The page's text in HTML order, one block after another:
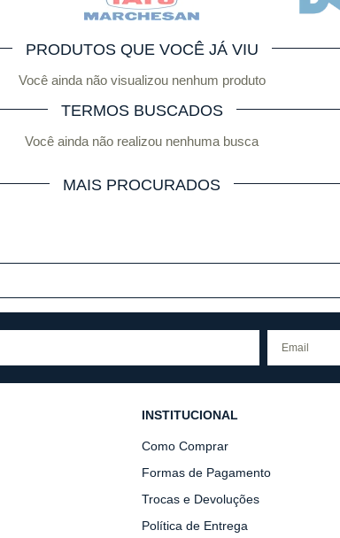
PRODUTOS QUE VOCÊ JÁ VIU
Você ainda não visualizou nenhum produto
TERMOS BUSCADOS
Você ainda não realizou nenhuma busca
MAIS PROCURADOS
INSTITUCIONAL
Como Comprar
Formas de Pagamento
Trocas e Devoluções
Política de Entrega